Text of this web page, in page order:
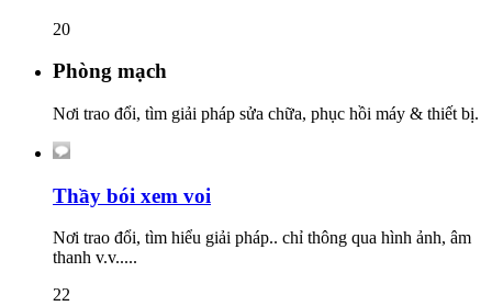
20
Phòng mạch
Nơi trao đổi, tìm giải pháp sửa chữa, phục hồi máy & thiết bị.
Thầy bói xem voi
Nơi trao đổi, tìm hiểu giải pháp.. chỉ thông qua hình ảnh, âm
thanh v.v.....
22